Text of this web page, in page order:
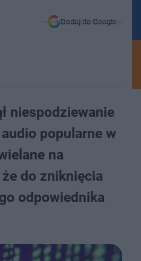
Dodaj do Google
niespodziewanie
popularne w
na
do zniknięcia
odpowiednika